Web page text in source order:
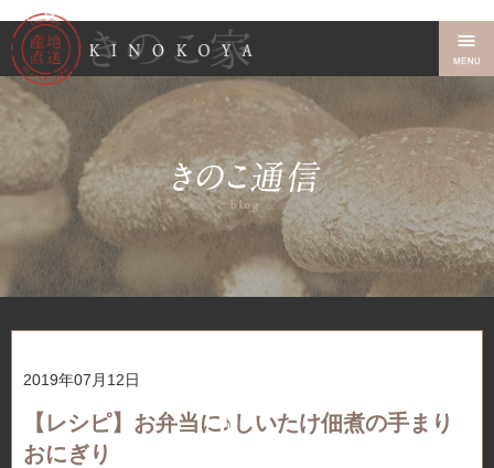
2019年07月12日
【レシピ】お弁当に♪しいたけ佃煮の手まり
おにぎり